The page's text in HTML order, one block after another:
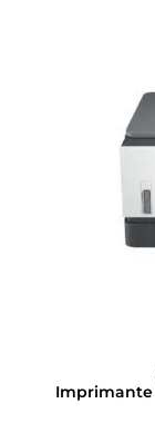
Imprimante